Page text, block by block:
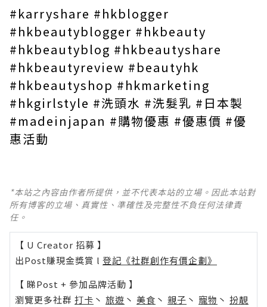
#karryshare #hkblogger
#hkbeautyblogger #hkbeauty
#hkbeautyblog #hkbeautyshare
#hkbeautyreview #beautyhk
#hkbeautyshop #hkmarketing
#hkgirlstyle #洗頭水 #洗髮乳 #日本製
#madeinjapan #購物優惠 #優惠價 #優
惠活動
*本站之內容由作者所提供，並不代表本站的立場。因此本站對
所有博客的立場、真實性、準確性及完整性不負任何法律責
任。
【 U Creator 招募 】
出Post賺現金獎賞 l 登記《社群創作有價企劃》
【 睇Post + 參加品牌活動 】
瀏覽更多社群 打卡 丶 旅遊 丶 美食 丶 親子 丶 寵物 丶 扮靚